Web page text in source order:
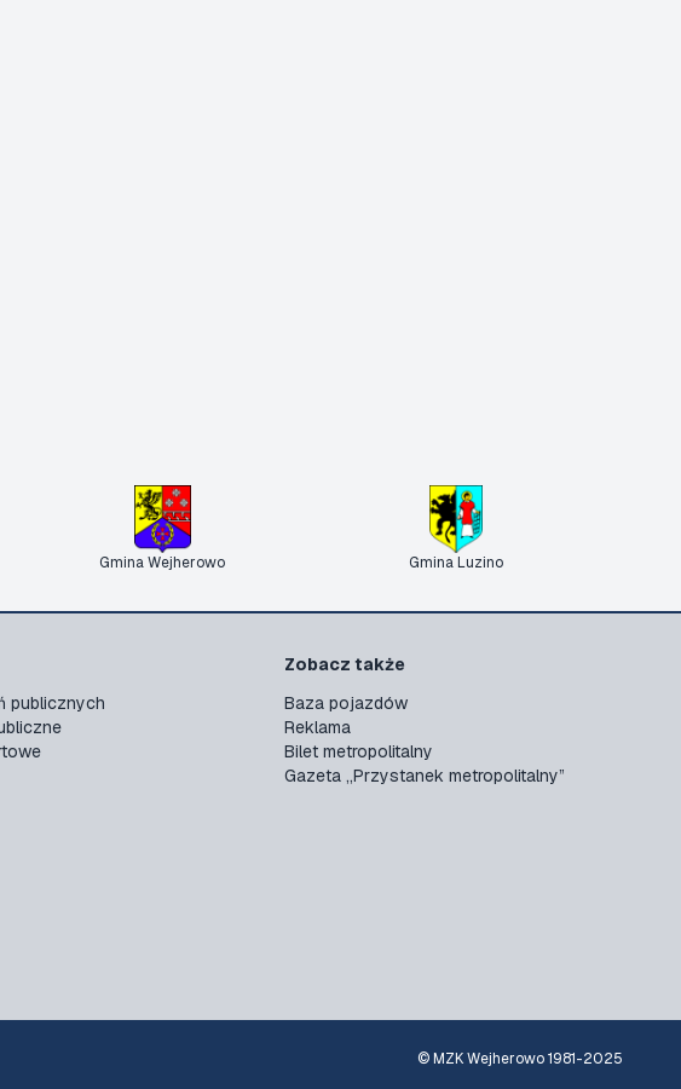
Gmina Wejherowo Gmina Luzino
publicznych
Zobacz także
Baza pojazdów
Reklama
Bilet metropolitalny
Gazeta „Przystanek metropolitalny”
© MZK Wejherowo 1981-2025